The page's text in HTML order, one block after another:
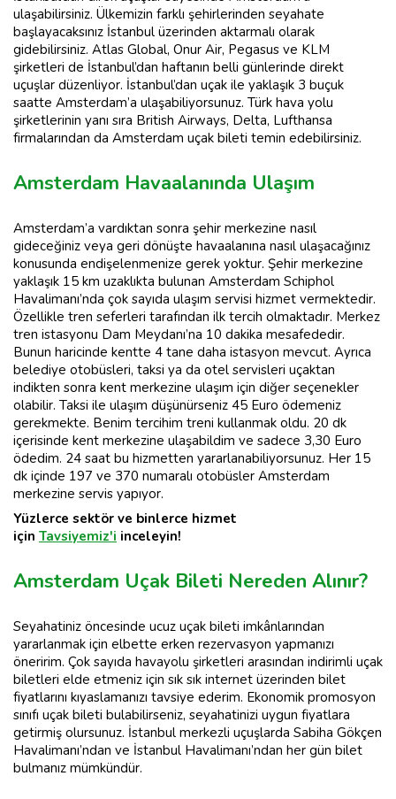
ulaşabilirsiniz. Ülkemizin farklı şehirlerinden seyahate
başlayacaksınız İstanbul üzerinden aktarmalı olarak
gidebilirsiniz. Atlas Global, Onur Air, Pegasus ve KLM
şirketleri de İstanbul’dan haftanın belli günlerinde direkt
uçuşlar düzenliyor. İstanbul’dan uçak ile yaklaşık 3 buçuk
saatte Amsterdam’a ulaşabiliyorsunuz. Türk hava yolu
şirketlerinin yanı sıra British Airways, Delta, Lufthansa
firmalarından da Amsterdam uçak bileti temin edebilirsiniz.
Amsterdam Havaalanında Ulaşım
Amsterdam’a vardıktan sonra şehir merkezine nasıl
gideceğiniz veya geri dönüşte havaalanına nasıl ulaşacağınız
konusunda endişelenmenize gerek yoktur. Şehir merkezine
yaklaşık 15 km uzaklıkta bulunan Amsterdam Schiphol
Havalimanı’nda çok sayıda ulaşım servisi hizmet vermektedir.
Özellikle tren seferleri tarafından ilk tercih olmaktadır. Merkez
tren istasyonu Dam Meydanı’na 10 dakika mesafededir.
Bunun haricinde kentte 4 tane daha istasyon mevcut. Ayrıca
belediye otobüsleri, taksi ya da otel servisleri uçaktan
indikten sonra kent merkezine ulaşım için diğer seçenekler
olabilir. Taksi ile ulaşım düşünürseniz 45 Euro ödemeniz
gerekmekte. Benim tercihim treni kullanmak oldu. 20 dk
içerisinde kent merkezine ulaşabildim ve sadece 3,30 Euro
ödedim. 24 saat bu hizmetten yararlanabiliyorsunuz. Her 15
dk içinde 197 ve 370 numaralı otobüsler Amsterdam
merkezine servis yapıyor.
Yüzlerce sektör ve binlerce hizmet
için Tavsiyemiz'i inceleyin!
Amsterdam Uçak Bileti Nereden Alınır?
Seyahatiniz öncesinde ucuz uçak bileti imkânlarından
yararlanmak için elbette erken rezervasyon yapmanızı
öneririm. Çok sayıda havayolu şirketleri arasından indirimli uçak
biletleri elde etmeniz için sık sık internet üzerinden bilet
fiyatlarını kıyaslamanızı tavsiye ederim. Ekonomik promosyon
sınıfı uçak bileti bulabilirseniz, seyahatinizi uygun fiyatlara
getirmiş olursunuz. İstanbul merkezli uçuşlarda Sabiha Gökçen
Havalimanı’ndan ve İstanbul Havalimanı’ndan her gün bilet
bulmanız mümkündür.